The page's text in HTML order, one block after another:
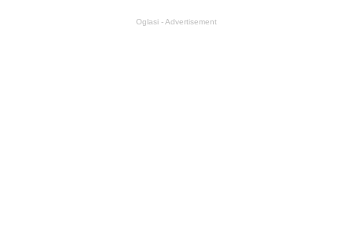
Oglasi - Advertisement